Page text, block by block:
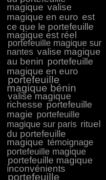
magique valise
magique en euro est
ce que le portefeuille
magique est réel
portefeuille magique sur
nantes valise magique
au benin portefeuille
magique en euro
portefeuille
magique bénin
valise magique
richesse portefeuille
magie portefeuille
magique sur paris rituel
du portefeuille
magique témoignage
portefeuille magique
portefeuille magique
inconvénients
portefeuille